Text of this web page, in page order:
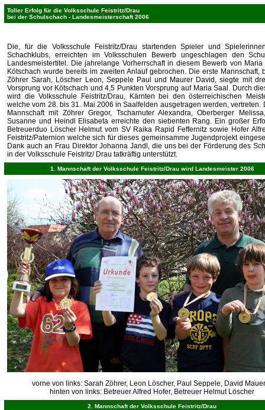
Toller Erfolg für die Volksschule Feistritz/Drau
bei der Schulschach - Landesmeisterschaft 2006
Die, für die Volksschule Feistritz/Drau startenden Spieler und
Schachklubs, erreichten im Volksschulen Bewerb ungeschlagen den
Landesmeistertitel. Die jahrelange Vorherrschaft in diesem Bewerb von Maria
Kötschach wurde bereits im zweiten Anlauf gebrochen. Die erste Mannschaft,
Zöhrer Sarah, Löscher Leon, Seppele Paul und Maurer David, siegte mit
Vorsprung vor Kötschach und 4,5 Punkten Vorsprung auf Maria Saal. Durch
wird die Volksschule Feistritz/Drau, Kärnten bei den österreichischen
welche vom 28. bis 31. Mai 2006 in Saalfelden ausgetragen werden, vertreten.
Mannschaft mit Zöhrer Gregor, Tscharnuter Alexandra, Oberberger
Susanne und Heindl Elisabeta erreichte den siebenten Rang. Ein großer
Betreuerduo Löscher Helmut vom SV Raika Rapid Feffernitz sowie Hofer
Feistritz/Paternion welche sich für dieses gemeinsamme Jugendprojekt
Dank auch an Frau Direktor Johanna Jandl, die uns bei der Förderung des
in der Volksschule Feistritz/ Drau tatkräftig unterstützt.
1. Mannschaft der Volksschule Feistritz/Drau wird Landesmeister 2006
vorne von links: Sarah Zöhrer, Leon Löscher, Paul Seppele, David
hinten von links: Betreuer Alfred Hofer, Betreuer Helmut Löscher
2. Mannschaft der Volksschule Feistritz/Drau